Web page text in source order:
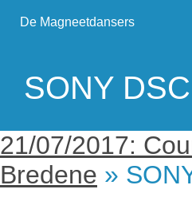
De Magneetdansers
SONY DSC
21/07/2017:
Bredene »